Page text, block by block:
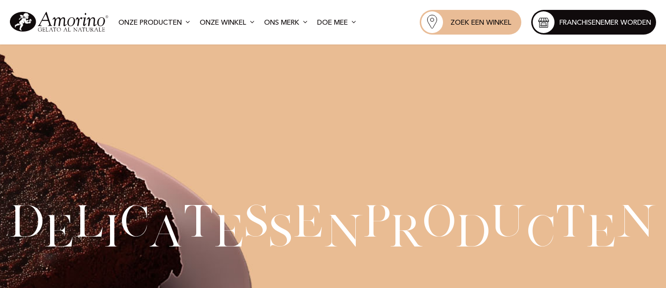
ONZE PRODUCTEN ONZE WINKEL ONS MERK DOE MEE ZOEK EEN WINKEL FRANCHISENEMER WORDEN
delicatessenproducten